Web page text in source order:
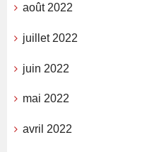
août 2022
juillet 2022
juin 2022
mai 2022
avril 2022